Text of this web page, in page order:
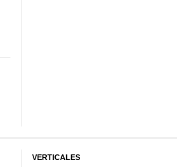
VERTICALES